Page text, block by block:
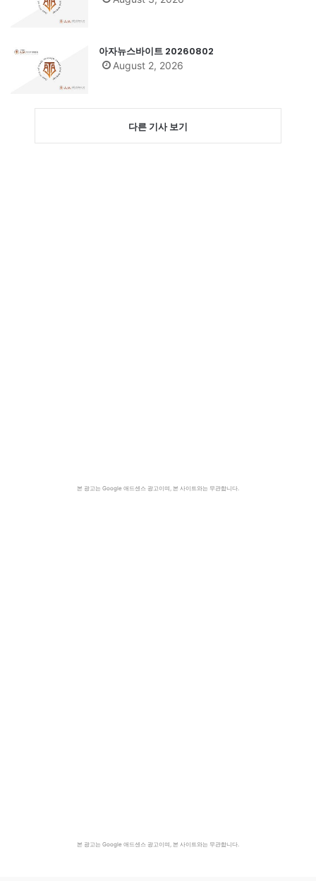
아자뉴스바이트 20260802
August 2, 2026
다른 기사 보기
본 광고는 Google 애드센스 광고이며, 본 사이트와는 무관합니다.
본 광고는 Google 애드센스 광고이며, 본 사이트와는 무관합니다.